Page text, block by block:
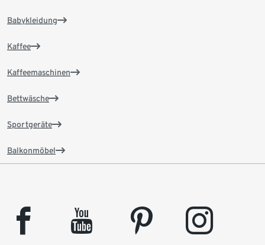
Babykleidung
Kaffee
Kaffeemaschinen
Bettwäsche
Sportgeräte
Balkonmöbel
facebook youtube pinterest instagram